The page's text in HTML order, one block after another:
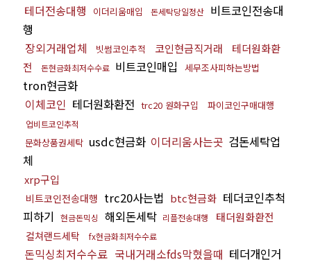
테더전송대행 이더리움매입 돈세탁당일정산 비트코인전송대
행
장외거래업체
빗썸코인추적 코인현금직거래
테더원화환
전
돈현금화최저수수료 비트코인매입 세무조사피하는방법
tron현금화
이체코인 테더원화환전 trc20 원화구입 파이코인구매대행
업비트코인추적
문화상품권세탁 usdc현금화 이더리움사는곳 검돈세탁업
체
xrp구입
비트코인전송대행 trc20사는법 btc현금화 테더코인추척
피하기
현금돈믹싱 해외돈세탁 리플전송대행 태더원화환전
컬쳐랜드세탁 fx현금화최저수수료
돈믹싱최저수수료 국내거래소fds막혔을때 테더개인거